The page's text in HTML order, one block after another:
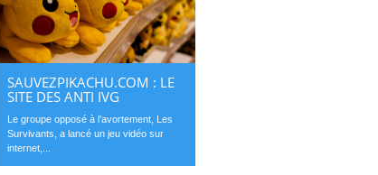
SAUVEZPIKACHU.COM : LE
SITE DES ANTI IVG
Le groupe opposé à l’avortement, Les
Survivants, a lancé un jeu vidéo sur
internet,...